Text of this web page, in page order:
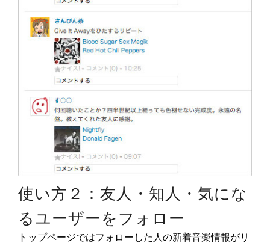
使い方２：友人・知人・気にな
るユーザーをフォロー
トップページではフォローした人の新着音楽情報がリ